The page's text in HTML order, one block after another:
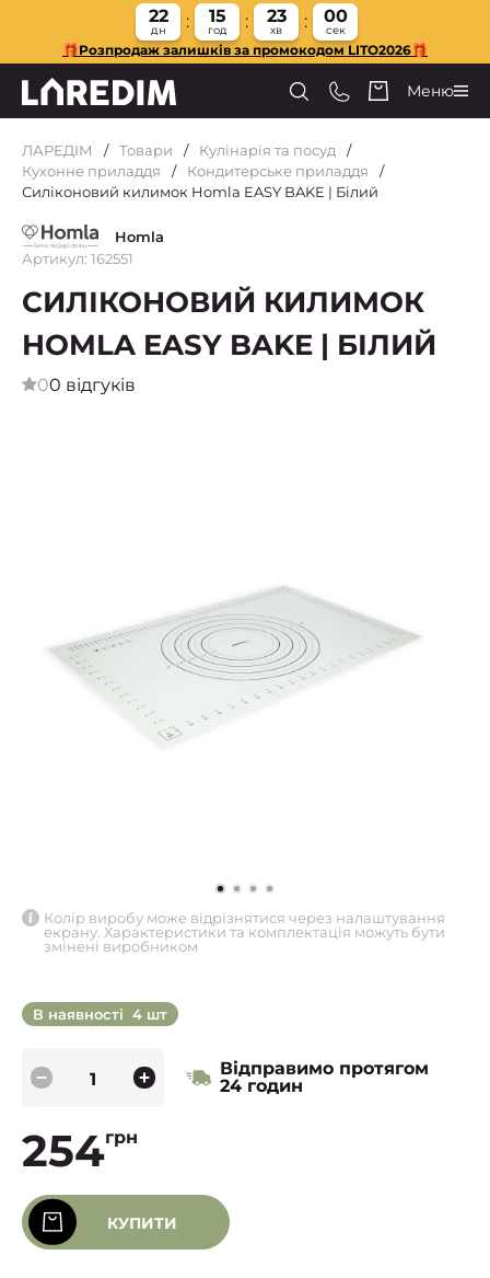
22
дн
15
год
22
хв
59
сек
🎁Розпродаж залишків за промокодом LITO2026🎁
Меню
ЛАРЕДІМ Товари
Кулінарія та посуд
Кухонне приладдя
Кондитерське приладдя
Силіконовий килимок Homla EASY BAKE | Білий
Homla
Артикул: 162551
СИЛІКОНОВИЙ КИЛИМОК
HOMLA EASY BAKE | БІЛИЙ
00 відгуків
Колір виробу може відрізнятися через налаштування
екрану. Характеристики та комплектація можуть бути
змінені виробником
В наявності 4 шт
Відправимо протягом
24 годин
254грн
КУПИТИ